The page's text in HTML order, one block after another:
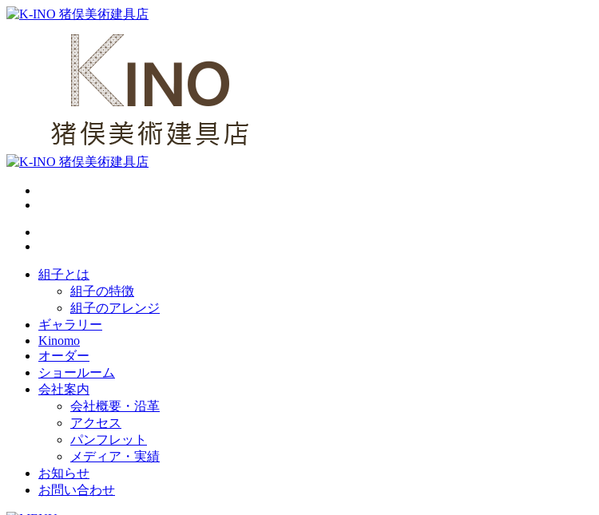
組子とは
組子の特徴
組子のアレンジ
ギャラリー
Kinomo
オーダー
ショールーム
会社案内
会社概要・沿革
アクセス
パンフレット
メディア・実績
お知らせ
お問い合わせ